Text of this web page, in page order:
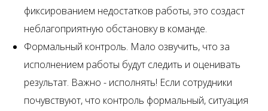
фиксированием недостатков работы, это создаст
неблагоприятную обстановку в команде.
Формальный контроль. Мало озвучить, что за
исполнением работы будут следить и оценивать
результат. Важно - исполнять! Если сотрудники
почувствуют, что контроль формальный, ситуация